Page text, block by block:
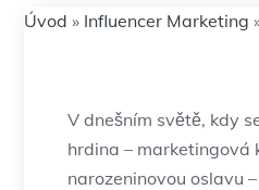
Úvod » Influencer Marketing
V dnešním světě, kdy
hrdina – marketingová
narozeninovou oslavu